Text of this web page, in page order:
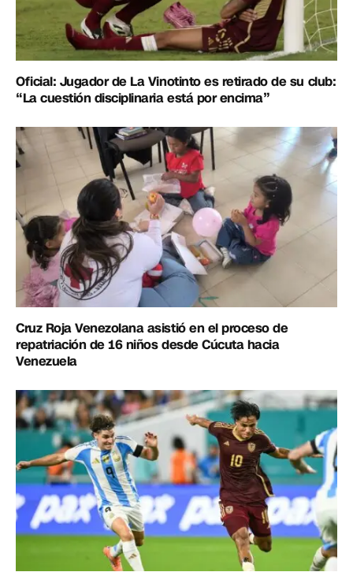
Oficial: Jugador de La Vinotinto es retirado de su club:
“La cuestión disciplinaria está por encima”
Cruz Roja Venezolana asistió en el proceso de
repatriación de 16 niños desde Cúcuta hacia
Venezuela